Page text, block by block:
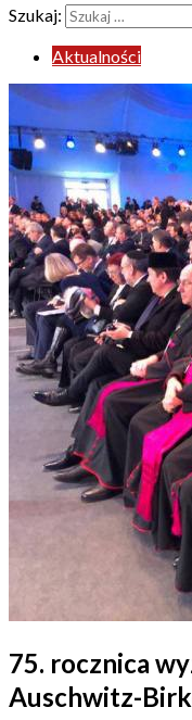
Szukaj:
Aktualności
75. rocznica
Auschwitz-